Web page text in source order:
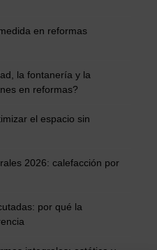
en reformas
la fontanería y la
en reformas?
el espacio sin
2026: calefacción por
por qué la